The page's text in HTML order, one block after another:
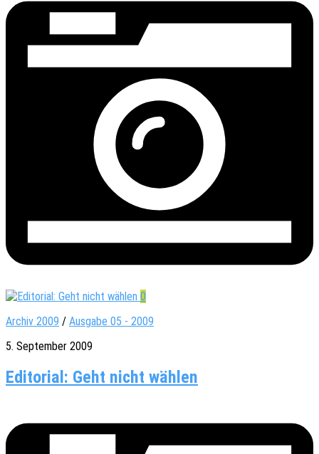
0
Archiv 2009 / Ausgabe 05 - 2009
5. September 2009
Editorial: Geht nicht wählen